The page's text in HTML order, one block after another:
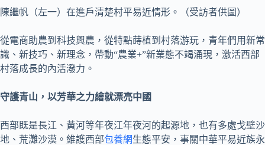
陳繼帆（左一）在進戶清楚村平易近情形。（受訪者供圖）
從電商助農到科技興農，從特點蒔植到村落游玩，青年們用新常
識、新技巧、新理念，帶動“農業+”新業態不竭涌現，激活西部
村落成長的內活潑力。
守護青山，以芳華之力繪就漂亮中國
西部既是長江、黃河等年夜江年夜河的起源地，也有多處戈壁沙
地、荒灘沙漠。維護西部包養網生態平安，事關中華平易近族永